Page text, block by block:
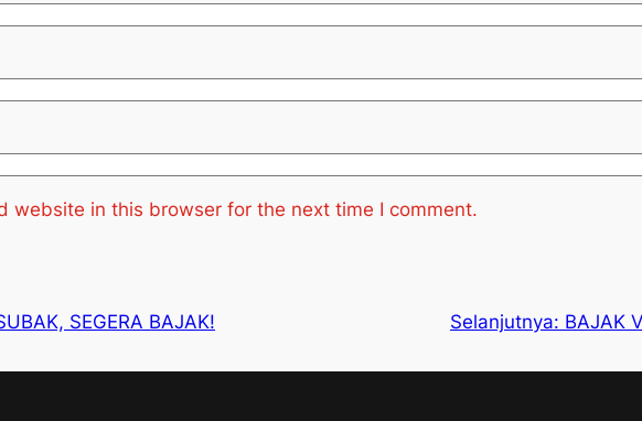
website in this browser for the next time I comment.
SEGERA BAJAK! Selanjutnya: BAJAK